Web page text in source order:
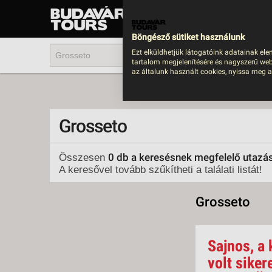
UTAZÁS
Grosseto
Összesen 0 db a keresésnek megfelelő
A keresővel tovább szűkítheti a találati listát!
Grosseto
Sajnos, a
volt
Böngésző sütiket használunk
Ezt elküldhetjük látogatóink adatainak
tartalom megjelenítésére és nagyszerű
az általunk használt cookies, nyissa meg